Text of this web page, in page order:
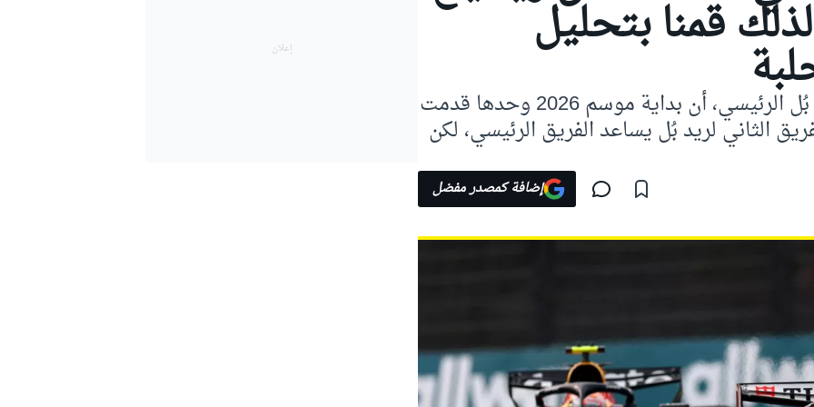
قمنا بتحليل
أكد لورون ميكيز مدير فريق ريد بُل الرئيسي، أن بداية موسم 2026 وحدها قدمت
الثاني لريد بُل يساعد الفريق الرئيسي، لكن
إضافة كمصدر مفضل